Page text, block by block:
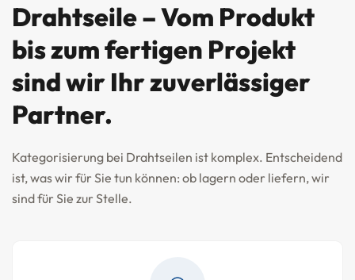
Drahtseile – Vom Produkt
bis zum fertigen Projekt
sind wir Ihr zuverlässiger
Partner.
Kategorisierung bei Drahtseilen ist komplex. Entscheidend
ist, was wir für Sie tun können: ob lagern oder liefern, wir
sind für Sie zur Stelle.